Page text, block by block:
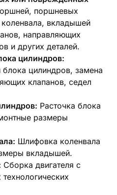
поршневых
вкладышей
направляющих
и других деталей.
цилиндров:
цилиндров, замена
клапанов, седел
Расточка блока
размеры
Шлифовка коленвала
вкладышей.
Сборка двигателя с